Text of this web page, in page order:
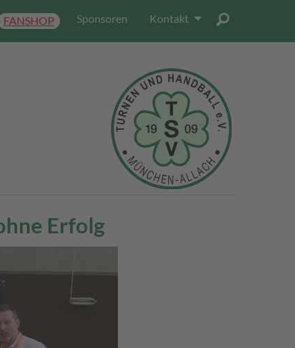
FANSHOP Sponsoren Kontakt
Erfolg